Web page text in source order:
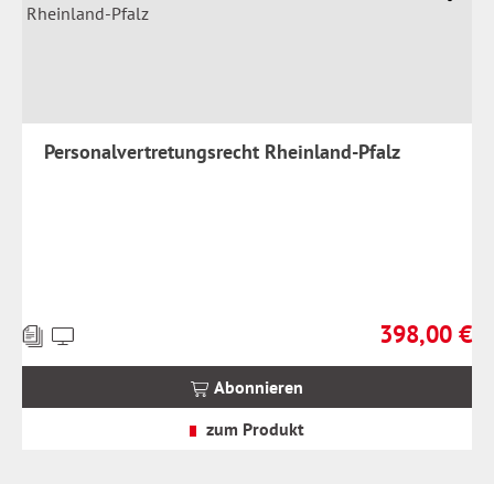
Personalvertretungsrecht Rheinland-Pfalz
Regulärer
398,00 €
Preise
inkl.
Abonnieren
zum Produkt